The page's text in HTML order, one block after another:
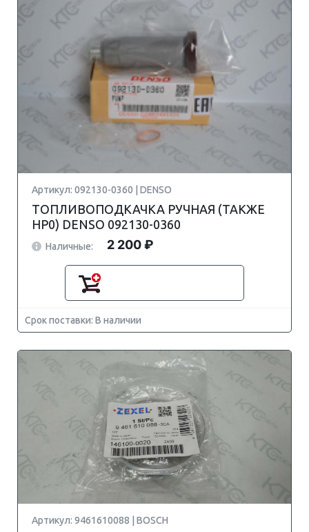
Артикул: 092130-0360 | DENSO
ТОПЛИВОПОДКАЧКА РУЧНАЯ (ТАКЖЕ
HP0) DENSO 092130-0360
Наличные: 2 200 ₽
Срок поставки: В наличии
Артикул: 9461610088 | BOSCH